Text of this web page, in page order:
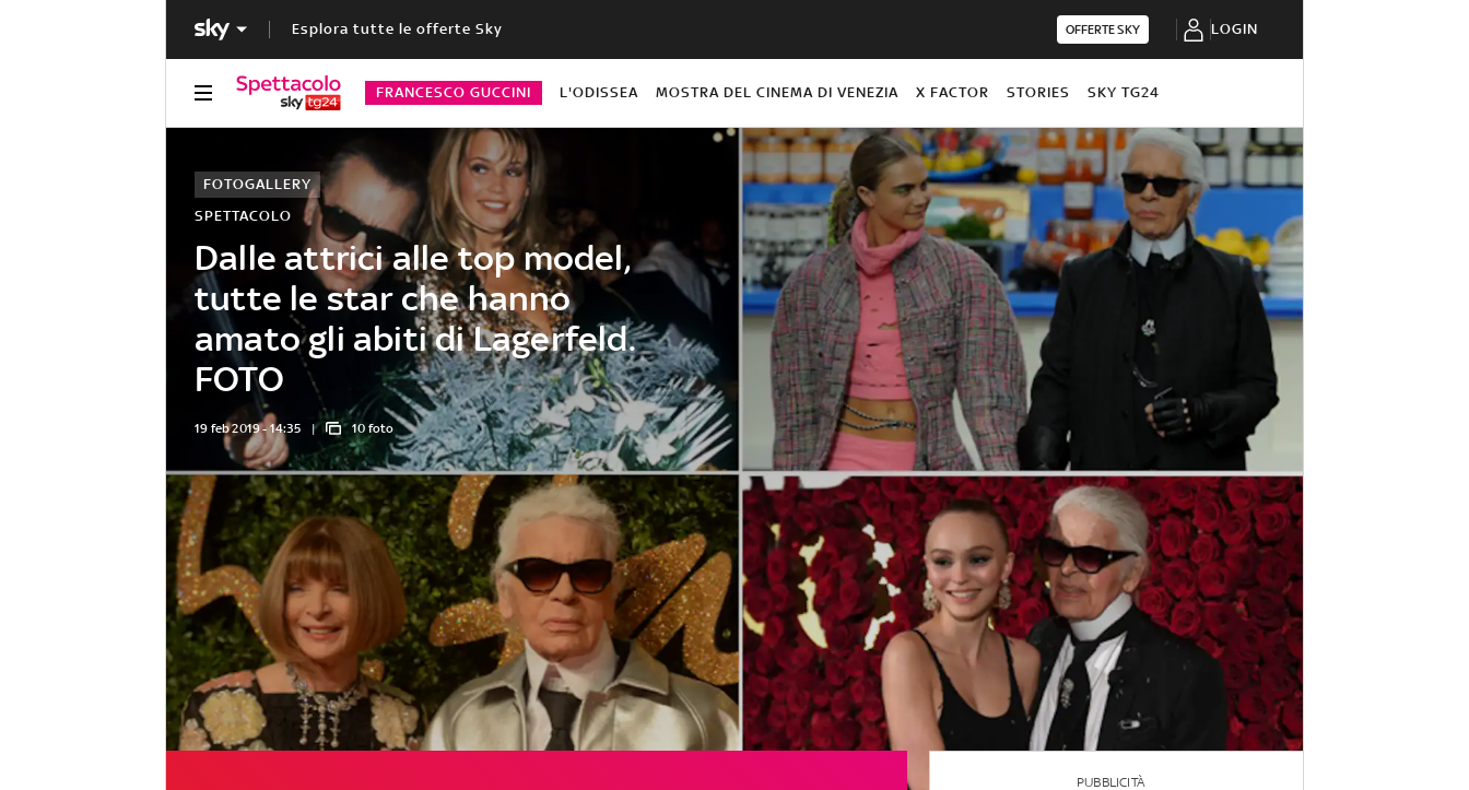
Esplora tutte le offerte Sky OFFERTE SKY LOGIN
FRANCESCO GUCCINI L'ODISSEA MOSTRA DEL CINEMA DI VENEZIA X FACTOR STORIES SKY TG24
Dalle attrici alle top model,
tutte le star che hanno
amato gli abiti di Lagerfeld.
FOTO
SPETTACOLO
FOTOGALLERY
19 feb 2019 - 14:35 10 foto
PUBBLICITÀ